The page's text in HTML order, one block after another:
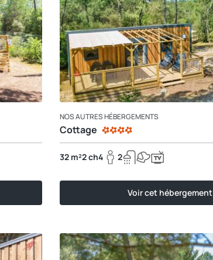
NOS AUTRES HÉBERGEMENTS
Cottage
32 m²2 ch4 2
Voir cet hébergement